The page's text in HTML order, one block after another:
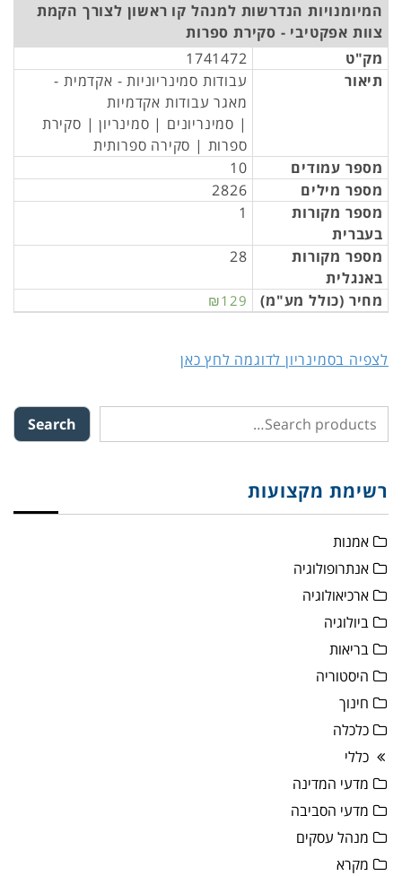
המיומנויות הנדרשות למנהל קו ראשון לצורך הקמת
צוות אפקטיבי - סקירת ספרות
מק"ט
1741472
תיאור
עבודות סמינריוניות - אקדמית -
מאגר עבודות אקדמיות
| סמינריונים | סמינריון | סקירת
ספרות | סקירה ספרותית
מספר עמודים
10
מספר מילים
2826
מספר מקורות
בעברית
1
מספר מקורות
באנגלית
28
מחיר (כולל מע"מ) ₪129
לצפיה בסמינריון לדוגמה לחץ כאן
Search
רשימת מקצועות
אמנות
אנתרופולוגיה
ארכיאולוגיה
ביולוגיה
בריאות
היסטוריה
חינוך
כלכלה
כללי
מדעי המדינה
מדעי הסביבה
מנהל עסקים
מקרא